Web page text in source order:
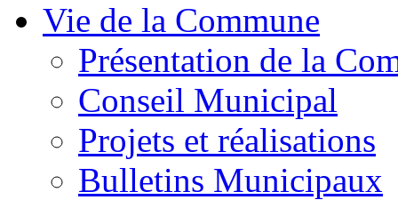
Vie de la Commune
Présentation de la
Conseil Municipal
Projets et réalisations
Bulletins Municipaux